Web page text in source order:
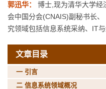
郭迅华：
博士,现为清华大学经
会中国分会(CNAIS)副秘书长
究领域包括信息系统采纳、IT
文章目录
一 引言
二 信息系统领域概况